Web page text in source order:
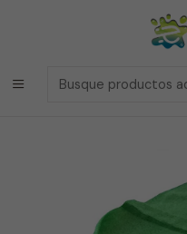
Envíos a la Region
compras antes de las 12
Envíos a todo
Inicio
Trapero de